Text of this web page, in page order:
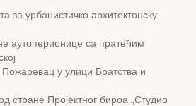
за урбанистичко архитектонску
аутоперионице са пратећим
у улици Братства и
стране Пројектног бироа „Студио